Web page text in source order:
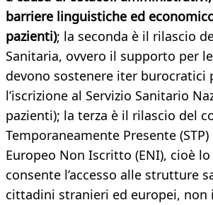
barriere linguistiche ed
pazienti); la seconda è il rilascio
Sanitaria, ovvero il supporto per
devono sostenere iter burocratici
l’iscrizione al Servizio Sanitario
pazienti); la terza è il rilascio del
Temporaneamente Presente
Europeo Non Iscritto (ENI), cioè
consente l’accesso alle strutture
cittadini stranieri ed europei, non